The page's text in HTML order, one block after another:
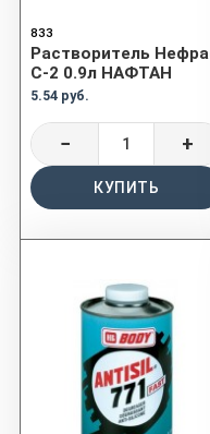
833
Растворитель
С-2 0.9л НАФТАН
5.54 руб.
− +
КУПИТЬ